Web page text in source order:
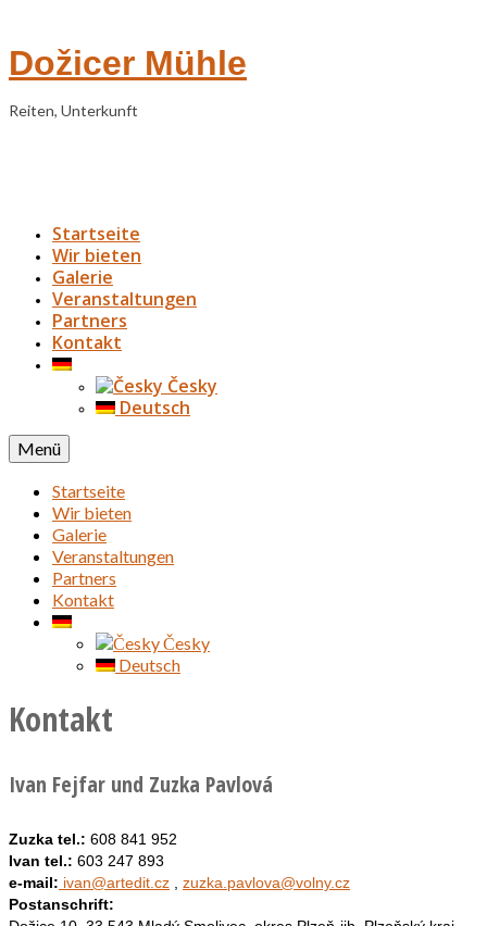
Dožicer Mühle
Reiten, Unterkunft
Startseite
Wir bieten
Galerie
Veranstaltungen
Partners
Kontakt
Česky
Deutsch
Menü
Startseite
Wir bieten
Galerie
Veranstaltungen
Partners
Kontakt
Česky
Deutsch
Kontakt
Ivan Fejfar und Zuzka Pavlová
Zuzka tel.: 608 841 952
Ivan tel.: 603 247 893
e-mail: ivan@artedit.cz
zuzka.pavlova@volny.cz
Postanschrift: